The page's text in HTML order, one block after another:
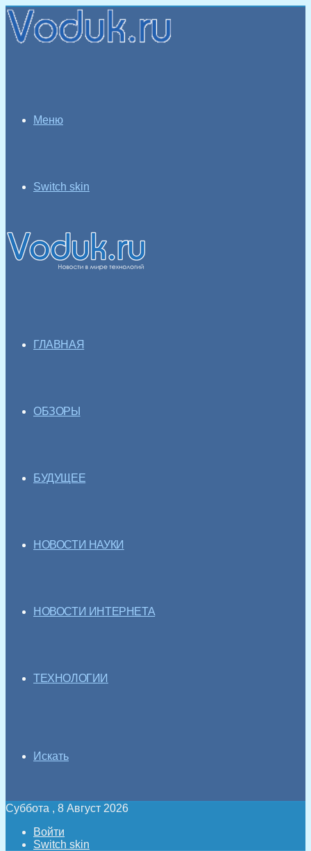
Меню
Switch skin
ГЛАВНАЯ
ОБЗОРЫ
БУДУЩЕЕ
НОВОСТИ НАУКИ
НОВОСТИ ИНТЕРНЕТА
ТЕХНОЛОГИИ
Искать
Суббота , 8 Август 2026
Войти
Switch skin